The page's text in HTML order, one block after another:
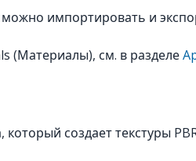
импортировать и
(Материалы), см. в разделе
создает текстуры